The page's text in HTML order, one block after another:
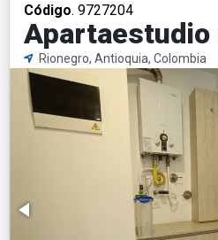
Código. 9727204
Apartaestudio
Rionegro, Antioquia, Colombia